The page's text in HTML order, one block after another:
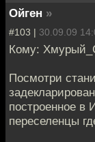
Ойген »
#103 | 30.09.09
Кому:
Посмотри
построенное в
переселенцы